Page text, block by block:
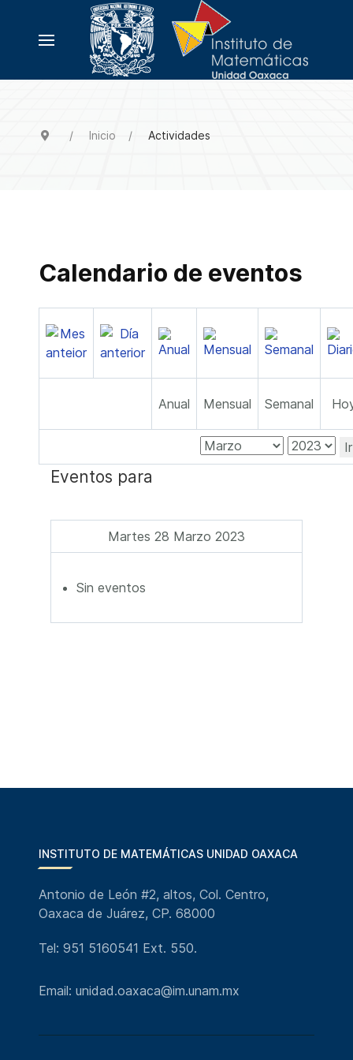
Inicio Actividades
Calendario de eventos
Anual Mensual Semanal
Eventos para
Martes 28 Marzo 2023
Sin eventos
INSTITUTO DE MATEMÁTICAS UNIDAD OAXACA
Antonio de León #2, altos, Col. Centro,
Oaxaca de Juárez, CP. 68000
Tel: 951 5160541 Ext. 550.
Email: unidad.oaxaca@im.unam.mx